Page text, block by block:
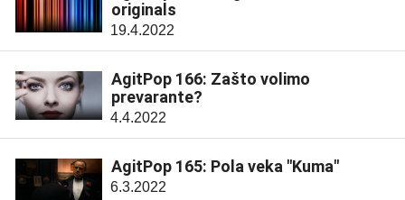
originals
19.4.2022
AgitPop 166: Zašto volimo
prevarante?
4.4.2022
AgitPop 165: Pola veka "Kuma"
6.3.2022